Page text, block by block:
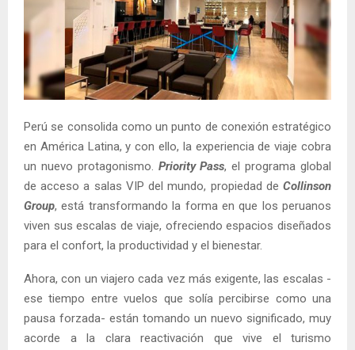
Perú se consolida como un punto de conexión estratégico
en América Latina, y con ello, la experiencia de viaje cobra
un nuevo protagonismo. Priority Pass, el programa global
de acceso a salas VIP del mundo, propiedad de Collinson
Group, está transformando la forma en que los peruanos
viven sus escalas de viaje, ofreciendo espacios diseñados
para el confort, la productividad y el bienestar.
Ahora, con un viajero cada vez más exigente, las escalas -
ese tiempo entre vuelos que solía percibirse como una
pausa forzada- están tomando un nuevo significado, muy
acorde a la clara reactivación que vive el turismo